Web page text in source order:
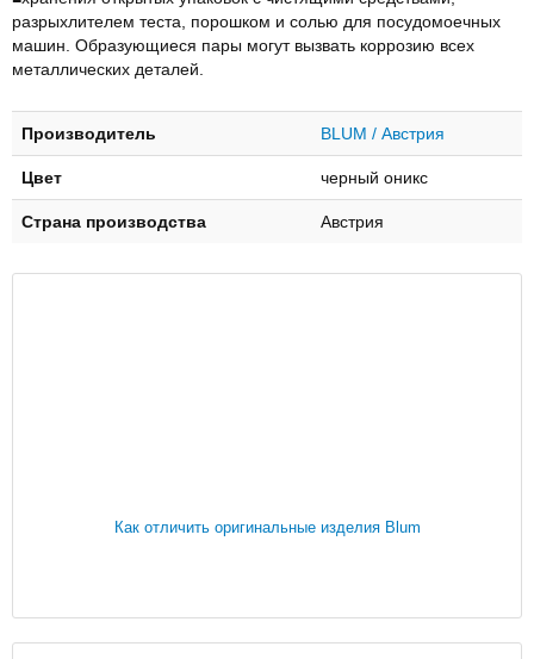
разрыхлителем теста, порошком и солью для посудомоечных
машин. Образующиеся пары могут вызвать коррозию всех
металлических деталей.
Производитель BLUM / Австрия
Цвет черный оникс
Страна производства Австрия
Как отличить оригинальные изделия Blum